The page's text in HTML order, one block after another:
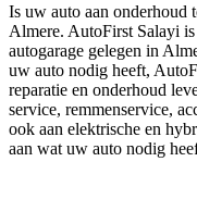
Is uw auto aan onderhoud
Almere. AutoFirst Salayi
autogarage gelegen in
uw auto nodig heeft,
reparatie en onderhoud
service, remmenservice,
ook aan elektrische en
aan wat uw auto nodig